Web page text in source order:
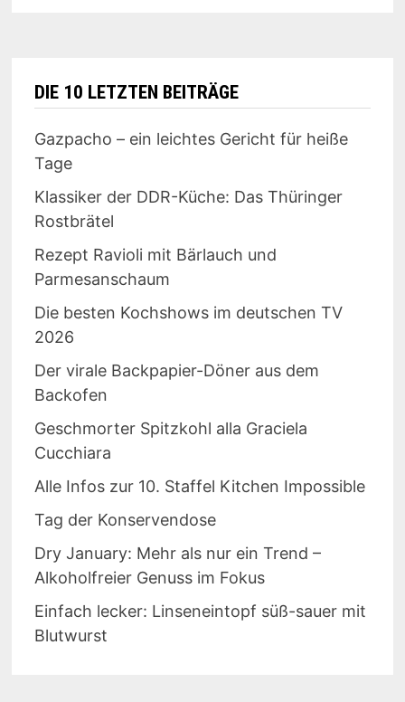
DIE 10 LETZTEN BEITRÄGE
Gazpacho – ein leichtes Gericht für heiße
Tage
Klassiker der DDR-Küche: Das Thüringer
Rostbrätel
Rezept Ravioli mit Bärlauch und
Parmesanschaum
Die besten Kochshows im deutschen TV
2026
Der virale Backpapier-Döner aus dem
Backofen
Geschmorter Spitzkohl alla Graciela
Cucchiara
Alle Infos zur 10. Staffel Kitchen Impossible
Tag der Konservendose
Dry January: Mehr als nur ein Trend –
Alkoholfreier Genuss im Fokus
Einfach lecker: Linseneintopf süß-sauer mit
Blutwurst